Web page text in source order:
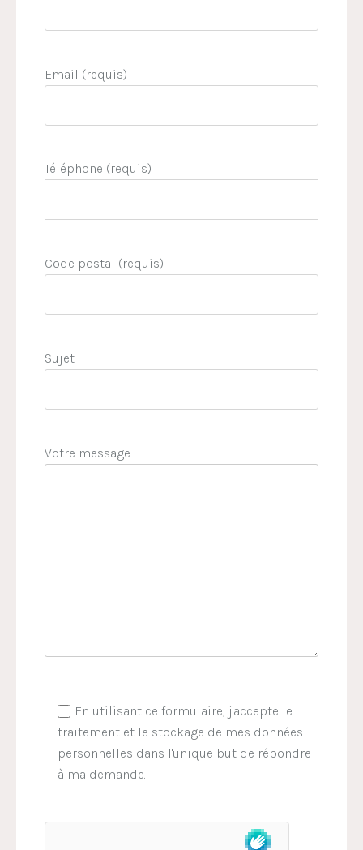
Email (requis)
Téléphone (requis)
Code postal (requis)
Sujet
Votre message
En utilisant ce formulaire, j'accepte le
traitement et le stockage de mes données
personnelles dans l'unique but de répondre
à ma demande.